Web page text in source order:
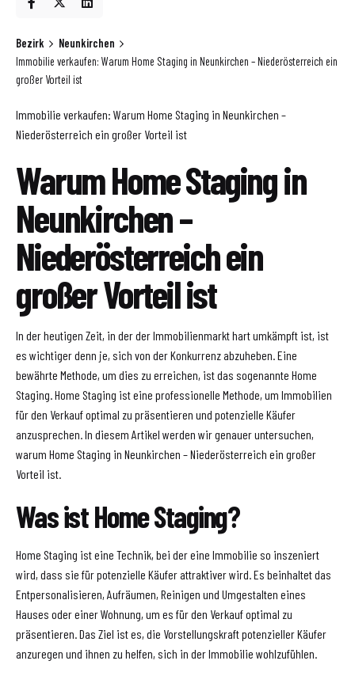
Bezirk
Neunkirchen
Immobilie verkaufen: Warum Home Staging in Neunkirchen – Niederösterreich ein
großer Vorteil ist
Immobilie verkaufen: Warum Home Staging in Neunkirchen –
Niederösterreich ein großer Vorteil ist
Warum Home Staging in
Neunkirchen –
Niederösterreich ein
großer Vorteil ist
In der heutigen Zeit, in der der Immobilienmarkt hart umkämpft ist, ist
es wichtiger denn je, sich von der Konkurrenz abzuheben. Eine
bewährte Methode, um dies zu erreichen, ist das sogenannte Home
Staging. Home Staging ist eine professionelle Methode, um Immobilien
für den Verkauf optimal zu präsentieren und potenzielle Käufer
anzusprechen. In diesem Artikel werden wir genauer untersuchen,
warum Home Staging in Neunkirchen – Niederösterreich ein großer
Vorteil ist.
Was ist Home Staging?
Home Staging ist eine Technik, bei der eine Immobilie so inszeniert
wird, dass sie für potenzielle Käufer attraktiver wird. Es beinhaltet das
Entpersonalisieren, Aufräumen, Reinigen und Umgestalten eines
Hauses oder einer Wohnung, um es für den Verkauf optimal zu
präsentieren. Das Ziel ist es, die Vorstellungskraft potenzieller Käufer
anzuregen und ihnen zu helfen, sich in der Immobilie wohlzufühlen.